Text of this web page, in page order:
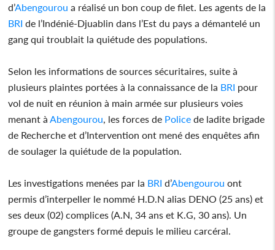
d’Abengourou a réalisé un bon coup de filet. Les agents de la
BRI de l’Indénié-Djuablin dans l’Est du pays a démantelé un
gang qui troublait la quiétude des populations.
Selon les informations de sources sécuritaires, suite à
plusieurs plaintes portées à la connaissance de la BRI pour
vol de nuit en réunion à main armée sur plusieurs voies
menant à Abengourou , les forces de Police de ladite brigade
de Recherche et d’Intervention ont mené des enquêtes afin
de soulager la quiétude de la population.
Les investigations menées par la BRI d’Abengourou ont
permis d’interpeller le nommé H.D.N alias DENO (25 ans) et
ses deux (02) complices (A.N, 34 ans et K.G, 30 ans). Un
groupe de gangsters formé depuis le milieu carcéral.